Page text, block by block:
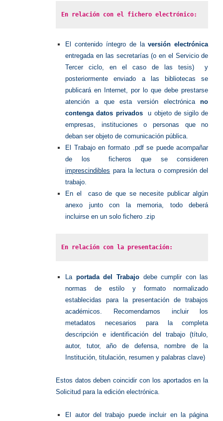
En relación con el fichero electrónico:
El contenido íntegro de laversión electrónica
entregada en las secretarías (o en el Servicio de
Tercer ciclo, en el caso de las tesis) y
posteriormente enviado a las bibliotecas se
publicará en Internet, por lo que debe prestarse
atención a que esta versión electrónicano
contenga datos privadosu objeto de sigilo de
empresas, instituciones o personas que no
deban ser objeto de comunicación pública.
El Trabajo en formato .pdf se puede acompañar
de los ficheros que se consideren
imprescindibles para la lectura o compresión del
trabajo.
En el caso de que se necesite publicar algún
anexo junto con la memoria, todo deberá
incluirse en un solo fichero .zip
En relación con la presentación:
La portada del Trabajo debe cumplir con las
normas de estilo y formato normalizado
establecidas para la presentación de trabajos
académicos. Recomendamos incluir los
metadatos necesarios para la completa
descripción e identificación del trabajo (título,
autor, tutor, año de defensa, nombre de la
Institución, titulación, resumen y palabras clave)
Estos datos deben coincidir con los aportados en la
Solicitud para la edición electrónica.
El autor del trabajo puede incluir en la página